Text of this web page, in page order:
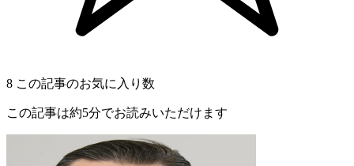
8 この記事のお気に入り数
この記事は約5分でお読みいただけます